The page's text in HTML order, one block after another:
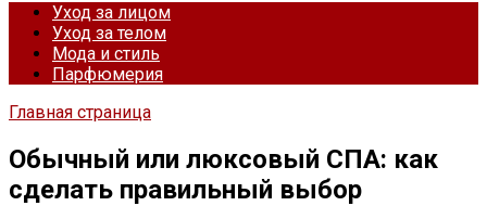
Уход за лицом
Уход за телом
Мода и стиль
Парфюмерия
Главная страница
Обычный или люксовый СПА: как
сделать правильный выбор